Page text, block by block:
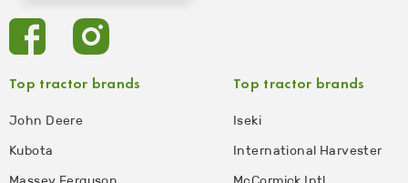
Top tractor brands
John Deere
Kubota
Top tractor brands
Iseki
International Harvester